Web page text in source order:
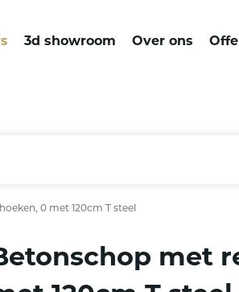
3d showroom Over ons
0 met 120cm T steel
met